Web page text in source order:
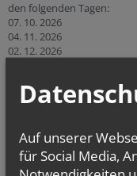
den folgenden Tagen:
07. 10. 2026
04. 11. 2026
02. 12. 2026
Auf unserer
für Social Media,